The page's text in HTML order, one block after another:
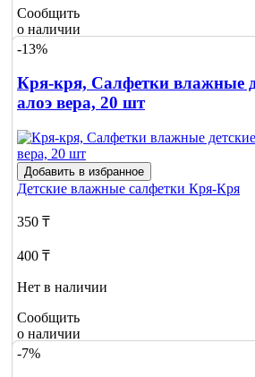
Сообщить
о наличии
-13%
Кря-кря, Салфетки влажные
алоэ вера, 20 шт
Добавить в избранное
Детские влажные салфетки Кря-Кря
350 ₸
400 ₸
Нет в наличии
Сообщить
о наличии
-7%